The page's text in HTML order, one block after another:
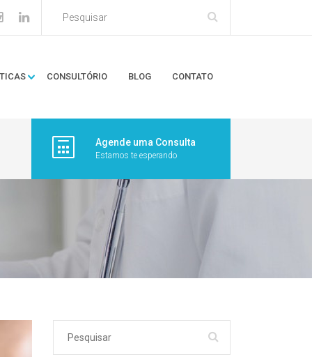
CONSULTÓRIO BLOG CONTATO
Agende uma Consulta
Estamos te esperando